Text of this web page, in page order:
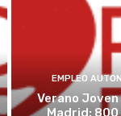
EMPLEO
Verano